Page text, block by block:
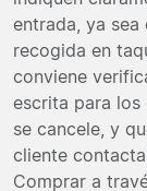
entrada, ya
recogida en
conviene
escrita para los
se cancele, y
cliente
Comprar a